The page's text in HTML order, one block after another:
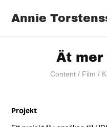
Annie
Ät
Content / Film /
Projekt